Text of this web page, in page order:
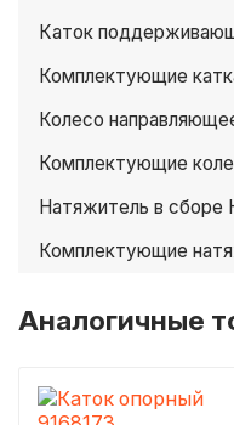
Каток
Комплектующие
Колесо
Комплектующие
Натяжитель в сборе
Комплектующие
Аналогичные